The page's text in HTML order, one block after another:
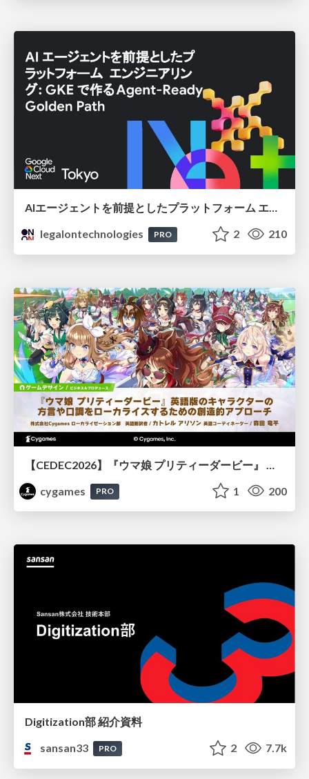
AIエージェントを前提としたプラットフォーム エンジニアリング：GKEで作るAgent-Ready Golden Path
legalontechnologies
PRO 2 210
cygames
PRO 1 200
Digitization部 紹介資料
sansan33
PRO 2 7.7k